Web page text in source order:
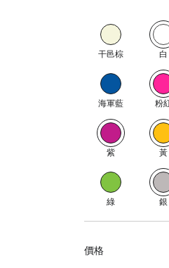
干邑棕 白
海軍藍 粉紅
紫 黃
綠 銀
價格